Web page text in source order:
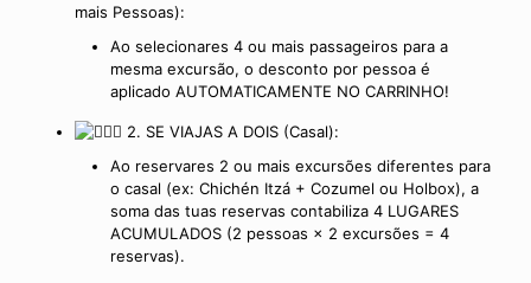
mais Pessoas):
Ao selecionares 4 ou mais passageiros para a
mesma excursão, o desconto por pessoa é
aplicado AUTOMATICAMENTE NO CARRINHO!
2. SE VIAJAS A DOIS (Casal):
Ao reservares 2 ou mais excursões diferentes para
o casal (ex: Chichén Itzá + Cozumel ou Holbox), a
soma das tuas reservas contabiliza 4 LUGARES
ACUMULADOS (2 pessoas × 2 excursões = 4
reservas).